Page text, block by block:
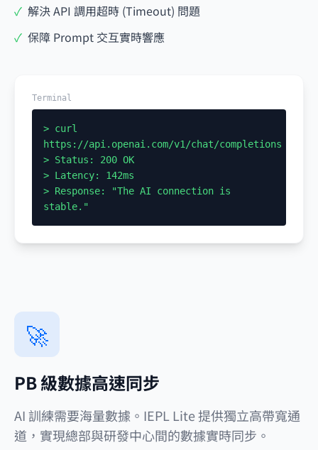
✓ 解決 API 調用超時 (Timeout) 問題
✓ 保障 Prompt 交互實時響應
Terminal
> curl
https://api.openai.com/v1/chat/completions
> Status: 200 OK
> Latency: 142ms
> Response: "The AI connection is
stable."
🚀
PB 級數據高速同步
AI 訓練需要海量數據。IEPL Lite 提供獨立高帶寬通
道，實現總部與研發中心間的數據實時同步。